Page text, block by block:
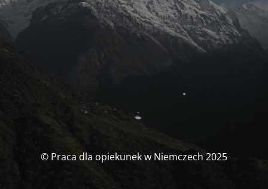
© Praca dla opiekunek w Niemczech 2025